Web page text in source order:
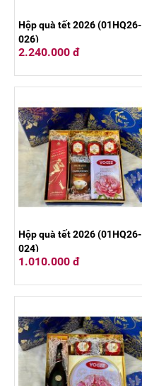
Hộp quà tết 2026 (01HQ26-
026)
2.240.000 đ
Hộp quà tết 2026 (01HQ26-
024)
1.010.000 đ